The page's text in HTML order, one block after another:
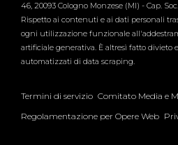
46, 20093 Cologno Monzese (MI) - Cap.
Rispetto ai contenuti e ai dati personali
ogni utilizzazione funzionale
artificiale generativa. È altresì fatto divieto
automatizzati di data scraping.
Termini di servizio Comitato Media e
Regolamentazione per Opere Web